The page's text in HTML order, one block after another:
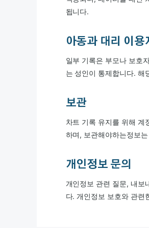
됩니다.
아동과 대리 이용
일부 기록은 부모나 보호
는 성인이 통제합니다. 해
보관
차트 기록 유지를 위해 계
하며, 보관해야하는정보
개인정보 문의
개인정보 관련 질문, 내보
다. 개인정보 보호와 관